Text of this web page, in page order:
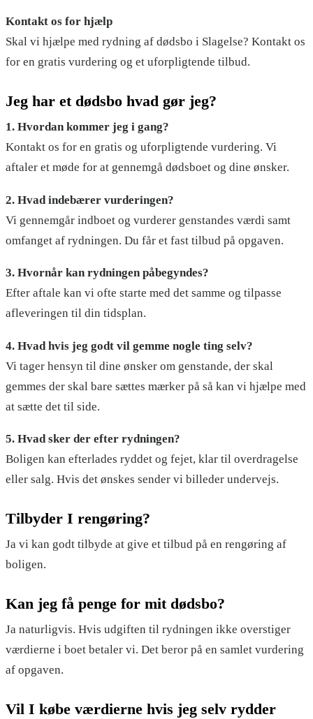
Kontakt os for hjælp
Skal vi hjælpe med rydning af dødsbo i Slagelse? Kontakt os
for en gratis vurdering og et uforpligtende tilbud.
Jeg har et dødsbo hvad gør jeg?
1. Hvordan kommer jeg i gang?
Kontakt os for en gratis og uforpligtende vurdering. Vi
aftaler et møde for at gennemgå dødsboet og dine ønsker.
2. Hvad indebærer vurderingen?
Vi gennemgår indboet og vurderer genstandes værdi samt
omfanget af rydningen. Du får et fast tilbud på opgaven.
3. Hvornår kan rydningen påbegyndes?
Efter aftale kan vi ofte starte med det samme og tilpasse
afleveringen til din tidsplan.
4. Hvad hvis jeg godt vil gemme nogle ting selv?
Vi tager hensyn til dine ønsker om genstande, der skal
gemmes der skal bare sættes mærker på så kan vi hjælpe med
at sætte det til side.
5. Hvad sker der efter rydningen?
Boligen kan efterlades ryddet og fejet, klar til overdragelse
eller salg. Hvis det ønskes sender vi billeder undervejs.
Tilbyder I rengøring?
Ja vi kan godt tilbyde at give et tilbud på en rengøring af
boligen.
Kan jeg få penge for mit dødsbo?
Ja naturligvis. Hvis udgiften til rydningen ikke overstiger
værdierne i boet betaler vi. Det beror på en samlet vurdering
af opgaven.
Vil I købe værdierne hvis jeg selv rydder